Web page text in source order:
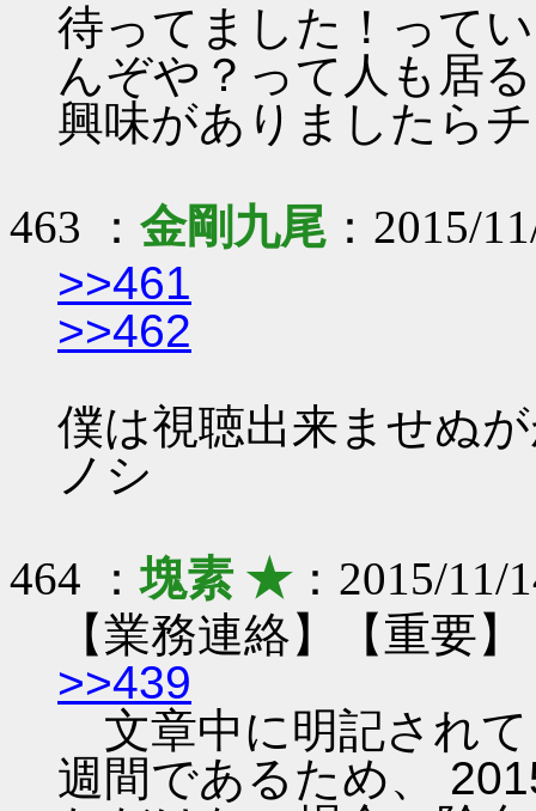
待ってました！って
んぞや？って人も居
興味がありましたら
463 ： 金剛九尾 ：2015/
>>461
>>462
僕は視聴出来ませぬ
ノシ
464 ：塊素 ★：2015/11/
【業務連絡】【重要】
>>439
文章中に明記されて
週間であるため、